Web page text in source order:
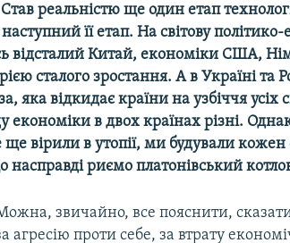
реальністю ще один етап
наступний її етап. На світову
відсталий Китай, економіки США,
сталого зростання. А в Україні та
яка відкидає країни на узбіччя усіх
економіки в двох країнах різні.
ще вірили в утопії, ми будували
риємо платонівський
звичайно, все пояснити,
агресію проти себе, за втрату